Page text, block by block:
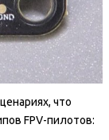
что
FPV-пилотов: